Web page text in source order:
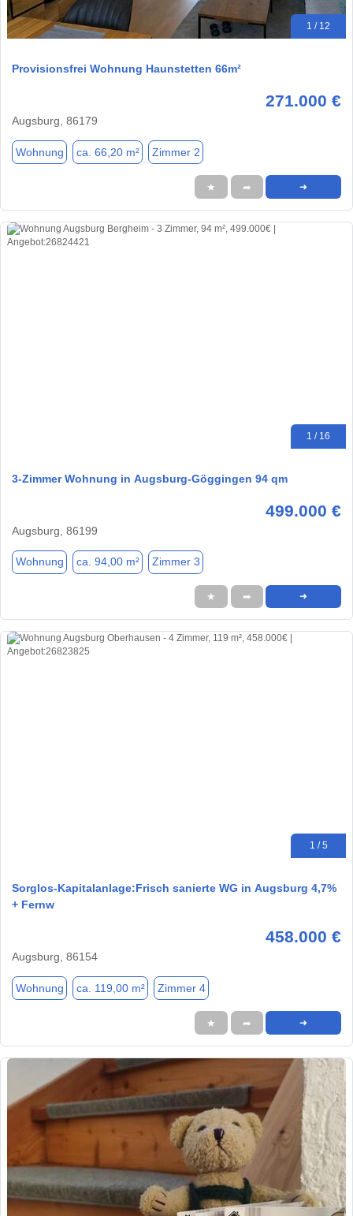
1 / 12
Provisionsfrei Wohnung Haunstetten 66m²
271.000 €
Augsburg, 86179
Wohnung ca. 66,20 m² Zimmer 2
★ ➦ ➜
1 / 16
3-Zimmer Wohnung in Augsburg-Göggingen 94 qm
499.000 €
Augsburg, 86199
Wohnung ca. 94,00 m² Zimmer 3
★ ➦ ➜
1 / 5
Sorglos-Kapitalanlage:Frisch sanierte WG in Augsburg 4,7%
+ Fernw
458.000 €
Augsburg, 86154
Wohnung ca. 119,00 m² Zimmer 4
★ ➦ ➜